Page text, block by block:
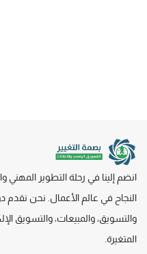
انضم إلينا في رحلة التطوير المهني
النجاح في عالم الأعمال. نحن نقدم
والتسويق، والمبيعات، والتسويق
المتغيرة.